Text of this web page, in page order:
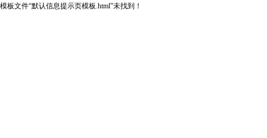
模板文件“默认信息提示页模板.html”未找到！